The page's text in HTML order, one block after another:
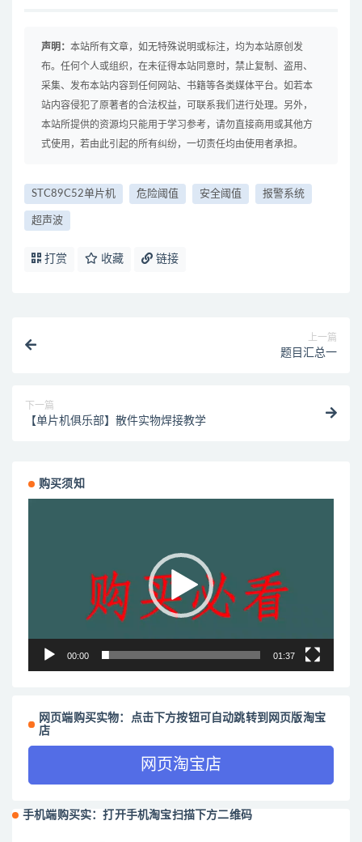
声明： 本站所有文章，如无特殊说明或标注，均为本站原创发
布。任何个人或组织，在未征得本站同意时，禁止复制、盗用、
采集、发布本站内容到任何网站、书籍等各类媒体平台。如若本
站内容侵犯了原著者的合法权益，可联系我们进行处理。另外，
本站所提供的资源均只能用于学习参考，请勿直接商用或其他方
式使用，若由此引起的所有纠纷，一切责任均由使用者承担。
STC89C52单片机 危险阈值 安全阈值 报警系统
超声波
打赏 收藏 链接
上一篇
题目汇总一
下一篇
【单片机俱乐部】散件实物焊接教学
购买须知
00:00 01:37
网页端购买实物：点击下方按钮可自动跳转到网页版淘宝
店
网页淘宝店
手机端购买实：打开手机淘宝扫描下方二维码